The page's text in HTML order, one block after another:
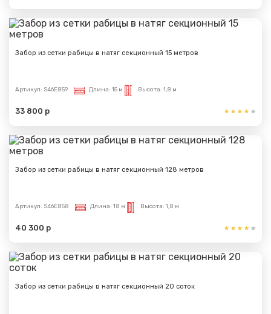
Забор из сетки рабицы в натяг секционный 15 метров
Артикул: S46E859 Длина: 15 м Высота: 1,8 м
33 800 р
Забор из сетки рабицы в натяг секционный 128 метров
Артикул: S46E858 Длина: 18 м Высота: 1,8 м
40 300 р
Забор из сетки рабицы в натяг секционный 20 соток